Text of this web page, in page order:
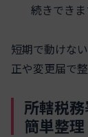
続きできま
短期で動けな
正や変更届で
所轄税
簡単整理